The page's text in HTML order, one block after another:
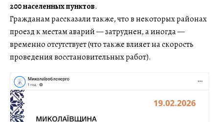
200 населенных пунктов.
Гражданам рассказали также, что в некоторых районах
проезд к местам аварий — затруднен, а иногда —
временно отсутствует (что также влияет на скорость
проведения восстановительных работ).